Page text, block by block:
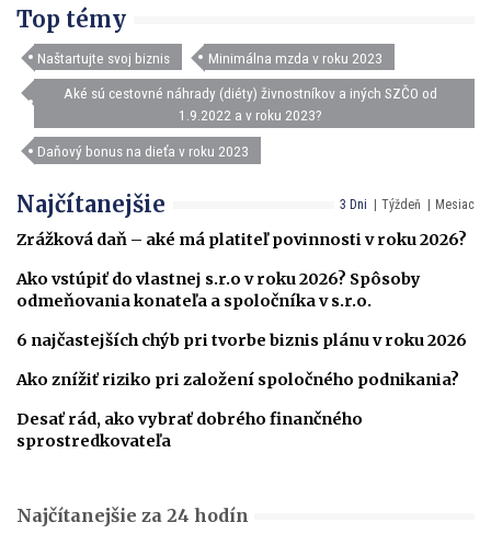
Top témy
Naštartujte svoj biznis Minimálna mzda v roku 2023
Aké sú cestovné náhrady (diéty) živnostníkov a iných SZČO od
1.9.2022 a v roku 2023?
Daňový bonus na dieťa v roku 2023
3 Dni Týždeň Mesiac
Najčítanejšie
Zrážková daň – aké má platiteľ povinnosti v roku 2026?
Ako vstúpiť do vlastnej s.r.o v roku 2026? Spôsoby
odmeňovania konateľa a spoločníka v s.r.o.
6 najčastejších chýb pri tvorbe biznis plánu v roku 2026
Ako znížiť riziko pri založení spoločného podnikania?
Desať rád, ako vybrať dobrého finančného
sprostredkovateľa
Najčítanejšie za 24 hodín